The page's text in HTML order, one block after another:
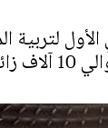
لتربية
زائر